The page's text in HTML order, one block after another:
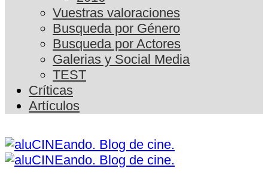
Vuestras valoraciones
Busqueda por Género
Busqueda por Actores
Galerias y Social Media
TEST
Críticas
Artículos